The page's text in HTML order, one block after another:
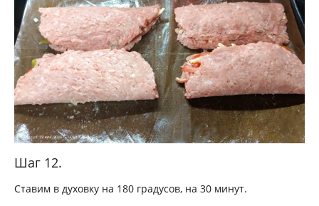
Шаг 12.
Ставим в духовку на 180 градусов, на 30 минут.